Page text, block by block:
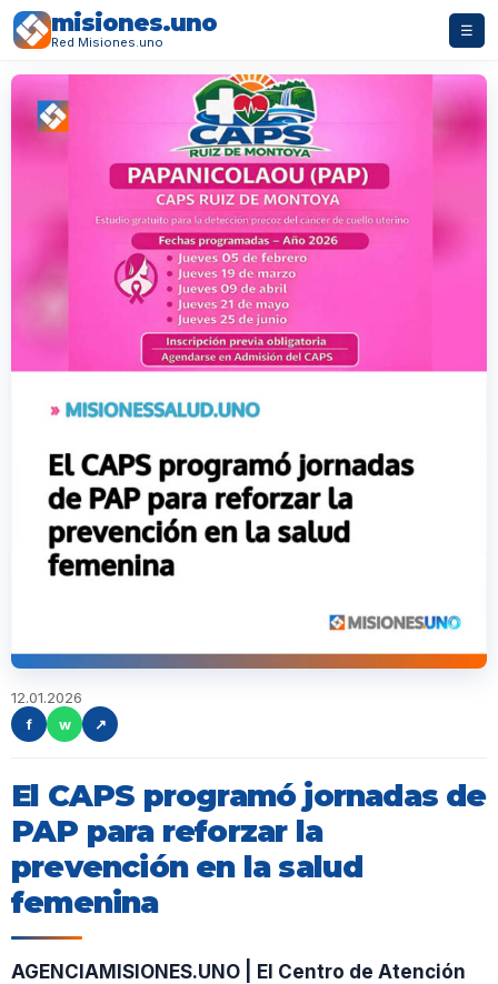
misiones.uno
Red Misiones.uno
☰
12.01.2026
f
w ↗
El CAPS programó jornadas de
PAP para reforzar la
prevención en la salud
femenina
AGENCIAMISIONES.UNO | El Centro de Atención